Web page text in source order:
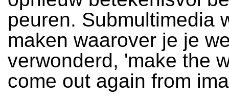
peuren. Submultimedia
maken waarover je je
verwonderd, 'make the
come out again from